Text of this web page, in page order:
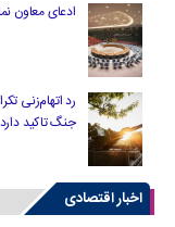
ادعای معاون
رد اتهام‌زنی
جنگ تاکید دارد
اخبار اقتصادی